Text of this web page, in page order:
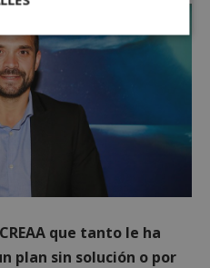
que tanto le ha
plan sin solución o por
Cookies de
rendimiento
Cookies de
funcionalidad
clasificadas